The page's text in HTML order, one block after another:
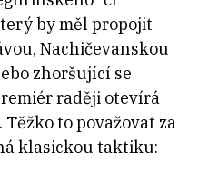
by měl propojit
Nachičevanskou
zhoršující se
raději otevírá
to považovat za
klasickou taktiku: